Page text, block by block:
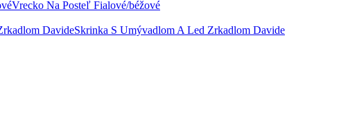
Vrecko Na Posteľ Fialové/béžové
Skrinka S Umývadlom A Led Zrkadlom Davide